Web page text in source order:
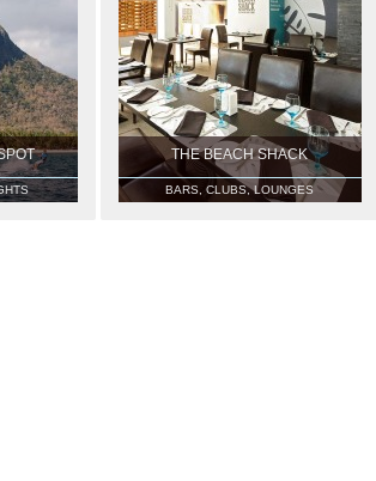
THE BEACH SHACK
BARS, CLUBS, LOUNGES